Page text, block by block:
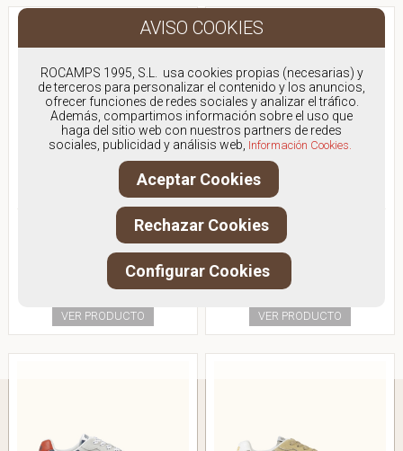
SKECHERS 216924
84.95€
69,00€
IVA Incluido
VER PRODUCTO
SKECHERS 216924
BAMBA SLIP INS GRIS
Antes:
IVA Incluido
VER PRODUCTO
ROCAMPS 1995, S.L. usa cookies propias (necesarias) y
de terceros para personalizar el contenido y los anuncios,
ofrecer funciones de redes sociales y analizar el tráfico.
Además, compartimos información sobre el uso que
haga del sitio web con nuestros partners de redes
sociales, publicidad y análisis web, Información Cookies.
Aceptar Cookies
Rechazar Cookies
Configurar Cookies